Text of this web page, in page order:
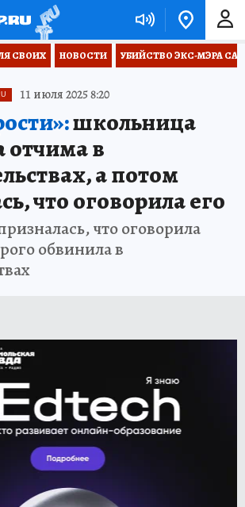
СВОИХ НОВОСТИ УБИЙСТВО ЭКС-МЭРА
11 июля 2025 8:20
школьница
отчима в
а потом
что оговорила его
что оговорила
обвинила в